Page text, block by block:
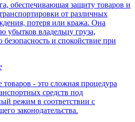
обеспечивающая защиту товаров и
от различных
потеря или кража. Она
убытков владельцу груза,
и спокойствие при
- это сложная процедура
средств под
режим в соответствии с
законодательства.